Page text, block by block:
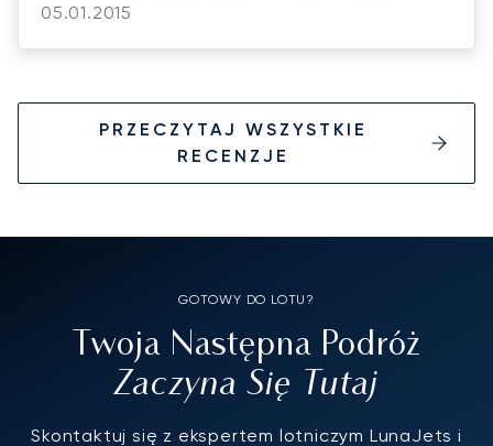
05.01.2015
PRZECZYTAJ WSZYSTKIE
RECENZJE
GOTOWY DO LOTU?
Twoja Następna Podróż
Zaczyna Się Tutaj
Skontaktuj się z ekspertem lotniczym LunaJets i